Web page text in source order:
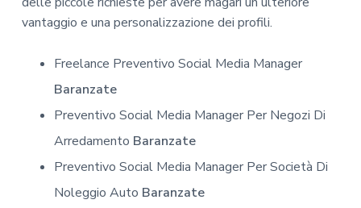
vantaggio e una personalizzazione dei profili.
Freelance Preventivo Social Media Manager
Baranzate
Preventivo Social Media Manager Per Negozi Di
Arredamento Baranzate
Preventivo Social Media Manager Per Società Di
Noleggio Auto Baranzate